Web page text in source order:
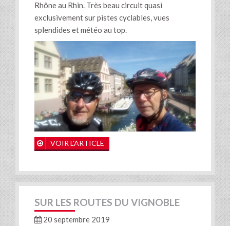
Rhône au Rhin. Très beau circuit quasi
exclusivement sur pistes cyclables, vues
splendides et météo au top.
VOIR L'ARTICLE
SUR LES ROUTES DU VIGNOBLE
20 septembre 2019